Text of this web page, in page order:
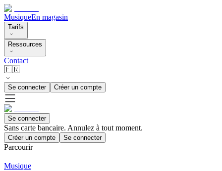
MusiqueEn magasin
Tarifs
Ressources
Contact
🇫🇷
Se connecter Créer un compte
Se connecter
Sans carte bancaire. Annulez à tout moment.
Créer un compte Se connecter
Parcourir
Musique